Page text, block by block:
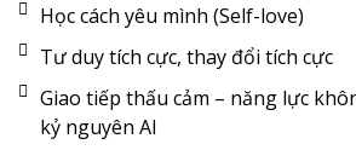
Học cách yêu mình (Self-love)
Tư duy tích cực, thay đổi tích cực
Giao tiếp thấu cảm – năng lực
kỷ nguyên AI